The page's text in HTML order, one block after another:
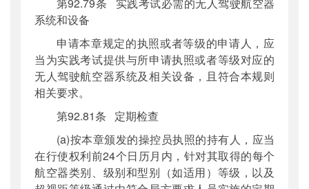
第92.79条 实践考试必需的无人驾驶航空器
系统和设备
申请本章规定的执照或者等级的申请人，应
当为实践考试提供与所申请执照或者等级对应的
无人驾驶航空器系统及相关设备，且符合本规则
相关要求。
第92.81条 定期检查
(a)按本章颁发的操控员执照的持有人，应当
在行使权利前24个日历月内，针对其取得的每个
航空器类别、级别和型别（如适用）等级，以及